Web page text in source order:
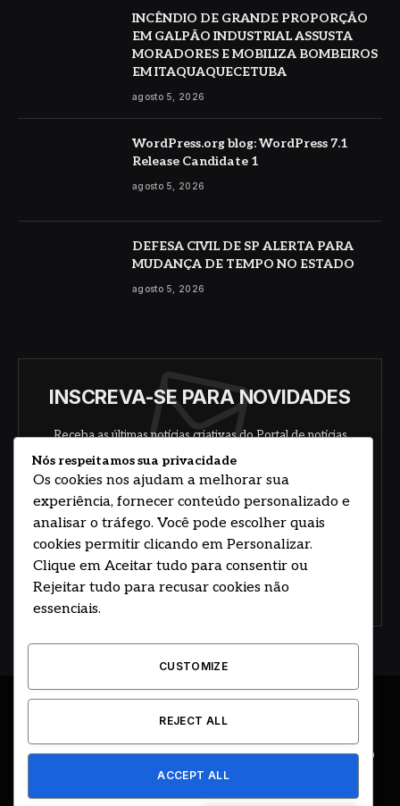
INCÊNDIO DE GRANDE PROPORÇÃO
EM GALPÃO INDUSTRIAL ASSUSTA
MORADORES E MOBILIZA BOMBEIROS
EM ITAQUAQUECETUBA
agosto 5, 2026
WordPress.org blog: WordPress 7.1
Release Candidate 1
agosto 5, 2026
DEFESA CIVIL DE SP ALERTA PARA
MUDANÇA DE TEMPO NO ESTADO
agosto 5, 2026
INSCREVA-SE PARA NOVIDADES
Receba as últimas notícias criativas do Portal de notícias
sobre arte, design e negócios.
Concorde com nossos termos e acordo de
© 2026 DESENVOLVIDO POR HOSTING PRIME BRASIL
ÚLTIMAS NOTÍCIAS DESTAQUES
CIDADE E REGIÃO
EDITORIAL EVENTOS
Nós respeitamos sua privacidade
Os cookies nos ajudam a melhorar sua
experiência, fornecer conteúdo personalizado e
analisar o tráfego. Você pode escolher quais
cookies permitir clicando em Personalizar.
Clique em Aceitar tudo para consentir ou
Rejeitar tudo para recusar cookies não
essenciais.
CUSTOMIZE
REJECT ALL
ACCEPT ALL